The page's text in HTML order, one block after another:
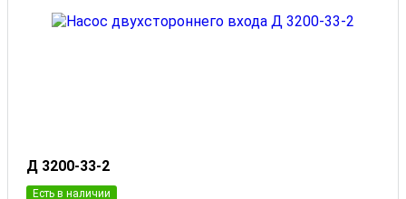
Д 3200-33-2
Есть в наличии